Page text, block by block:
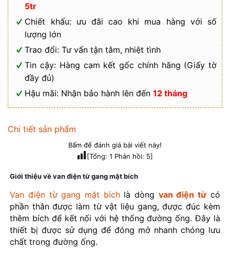
5tr
Chiết khấu: ưu đãi cao khi mua hàng với số
lượng lớn
Trao đổi: Tư vấn tận tâm, nhiệt tình
Tin cậy: Hàng cam kết gốc chính hãng (Giấy tờ
đầy đủ)
Hậu mãi: Nhận bảo hành lên đến12 tháng
Chi tiết sản phẩm
Bấm để đánh giá bài viết này!
[Tổng:1 Phản hồi: 5]
Giới thiệu về van điện từ gang mặt bích
Van điện từ gang mặt bíchlà dòng van điện từcó
phần thân được làm từ vật liệu gang, được đúc kèm
thêm bích để kết nối với hệ thống đường ống. Đây là
thiết bị được sử dụng để đóng mở nhanh chóng lưu
chất trong đường ống.